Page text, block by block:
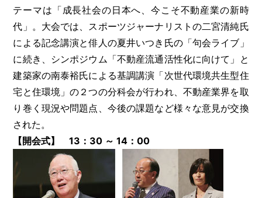
テーマは「成長社会の日本へ、今こそ不動産業の新時
代」。大会では、スポーツジャーナリストの二宮清純氏
による記念講演と俳人の夏井いつき氏の「句会ライブ」
に続き、シンポジウム「不動産流通活性化に向けて」と
建築家の南泰裕氏による基調講演「次世代環境共生型住
宅と住環境」の２つの分科会が行われ、不動産業界を取
り巻く現況や問題点、今後の課題など様々な意見が交換
された。
【開会式】 13：30 ～ 14：00